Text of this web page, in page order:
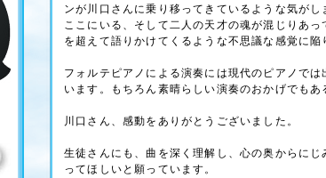
ンが川口さんに乗り移ってきているような気が
ここにいる、そして二人の天才の魂が混じりあ
を超えて語りかけてくるような不思議な感覚に陥
フォルテピアノによる演奏には現代のピアノで
います。もちろん素晴らしい演奏のおかげでもあ
川口さん、感動をありがとうございました。
生徒さんにも、曲を深く理解し、心の奥からに
ってほしいと願っています。